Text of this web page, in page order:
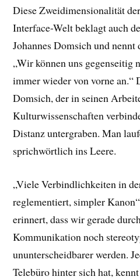
Diese Zweidimensionalität
Interface-Welt beklagt auch
Johannes Domsich und
„Wir können uns gegenseitig
immer wieder von vorne an.“
Domsich, der in seinen
Kulturwissenschaften
Distanz untergraben. Man
sprichwörtlich ins Leere.
„Viele Verbindlichkeiten in
reglementiert, simpler
erinnert, dass wir gerade
Kommunikation noch
ununterscheidbarer werden.
Telebüro hinter sich hat,